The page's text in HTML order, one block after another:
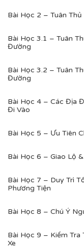
Bài Học 2 – Tuân
Bài Học 3.1 – Tuân
Đường
Bài Học 3.2 – Tuân
Đường
Bài Học 4 – Các Địa
Đi Vào
Bài Học 5 – Ưu Tiên
Bài Học 6 – Giao Lộ
Bài Học 7 – Duy Trì
Phương Tiện
Bài Học 8 – Chú Ý
Bài Học 9 – Kiểm Tra
Xe